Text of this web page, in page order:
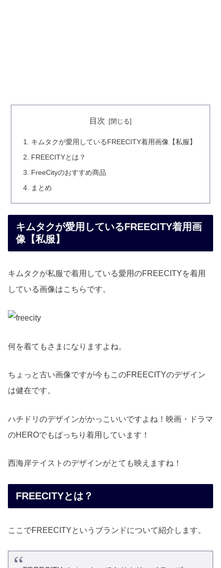
目次
キムタクが愛用しているFREECITY着用画像【私服】
FREECITYとは？
FreeCityのおすすめ商品
まとめ
キムタクが愛用しているFREECITY着用画
像【私服】
キムタクが私服で着用している愛用のFREECITYを着用
している画像はこちらです。
何を着てもさまになりますよね。
ちょっと古い画像ですが今もこのFREECITYのデザイン
は健在です。
ハチドリのデザインがかっこいいですよね！映画・ドラマ
のHEROでもばっちり着用しています！
西海岸テイストのデザインがとても映えますね！
FREECITYとは？
ここでFREECITYというブランドについて紹介します。